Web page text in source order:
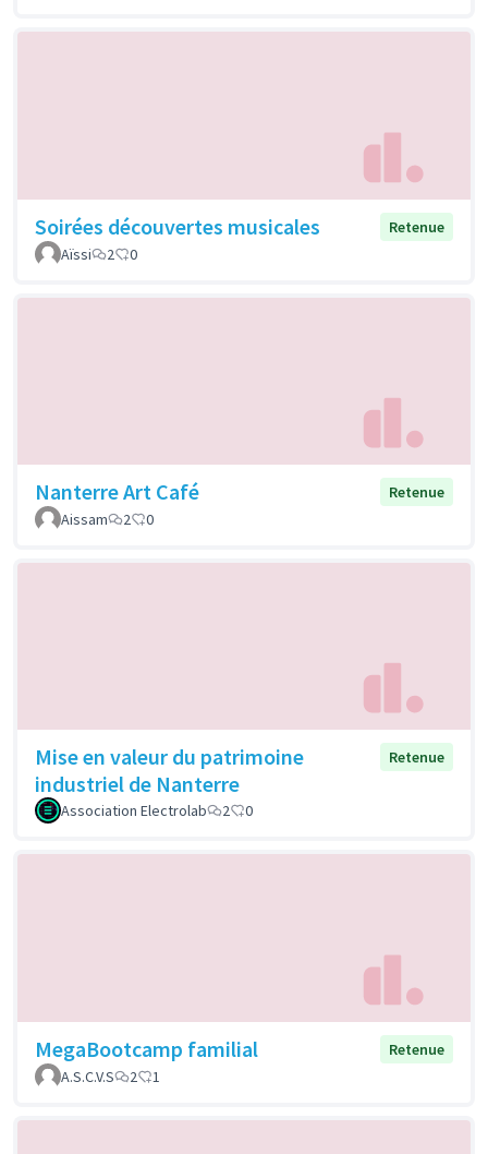
Soirées découvertes musicales
Retenue
Aïssi
2 0
Nanterre Art Café
Retenue
Aissam
2 0
Mise en valeur du patrimoine
industriel de Nanterre
Retenue
Association Electrolab 2 0
MegaBootcamp familial
Retenue
A.S.C.V.S
2 1